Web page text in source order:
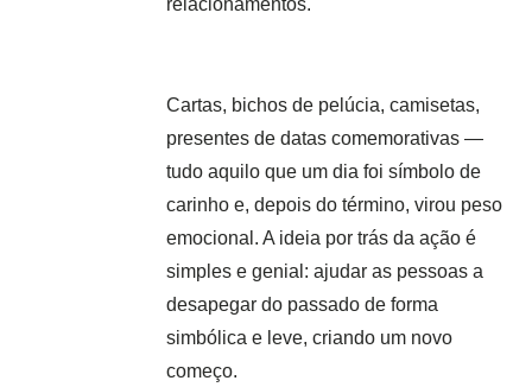
relacionamentos.
Cartas, bichos de pelúcia, camisetas,
presentes de datas comemorativas —
tudo aquilo que um dia foi símbolo de
carinho e, depois do término, virou peso
emocional. A ideia por trás da ação é
simples e genial: ajudar as pessoas a
desapegar do passado de forma
simbólica e leve, criando um novo
começo.